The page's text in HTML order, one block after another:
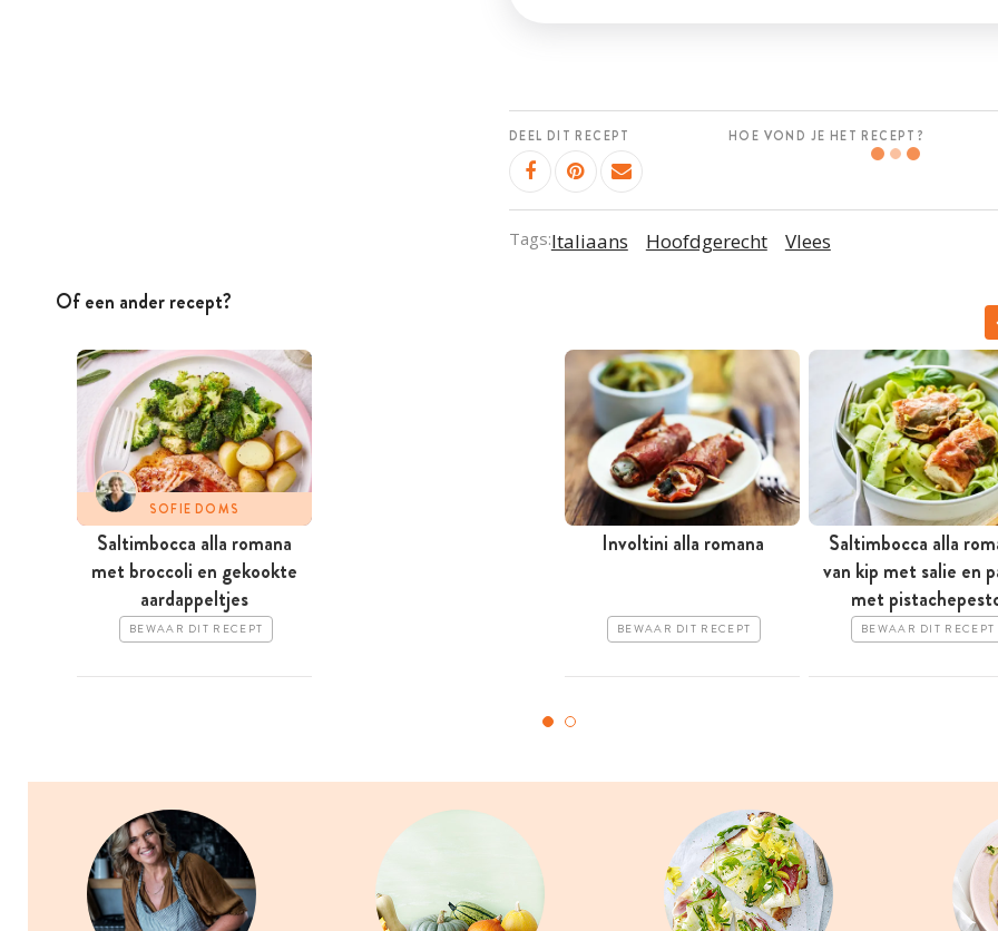
DEEL DIT RECEPT HOE VOND JE HET RECEPT?
Tags:Italiaans Hoofdgerecht Vlees
Of een ander recept?
SOFIE DOMS
Saltimbocca alla romana
met broccoli en gekookte
aardappeltjes
BEWAAR DIT RECEPT
Involtini alla romana
BEWAAR DIT RECEPT
Saltimbocca alla
van kip met salie en
met
BEWAAR DIT RECEPT